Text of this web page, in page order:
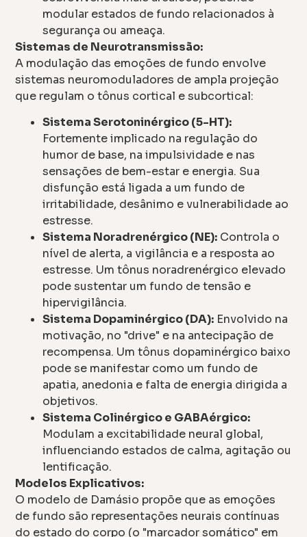
modular estados de fundo relacionados à
segurança ou ameaça.
Sistemas de Neurotransmissão:
A modulação das emoções de fundo envolve
sistemas neuromoduladores de ampla projeção
que regulam o tônus cortical e subcortical:
Sistema Serotoninérgico (5-HT):
Fortemente implicado na regulação do
humor de base, na impulsividade e nas
sensações de bem-estar e energia. Sua
disfunção está ligada a um fundo de
irritabilidade, desânimo e vulnerabilidade ao
estresse.
Sistema Noradrenérgico (NE): Controla o
nível de alerta, a vigilância e a resposta ao
estresse. Um tônus noradrenérgico elevado
pode sustentar um fundo de tensão e
hipervigilância.
Sistema Dopaminérgico (DA): Envolvido na
motivação, no "drive" e na antecipação de
recompensa. Um tônus dopaminérgico baixo
pode se manifestar como um fundo de
apatia, anedonia e falta de energia dirigida a
objetivos.
Sistema Colinérgico e GABAérgico:
Modulam a excitabilidade neural global,
influenciando estados de calma, agitação ou
lentificação.
Modelos Explicativos:
O modelo de Damásio propõe que as emoções
de fundo são representações neurais contínuas
do estado do corpo (o "marcador somático" em